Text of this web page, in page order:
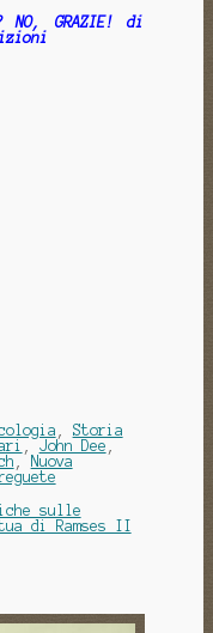
NO, GRAZIE! di
Storia
John Dee
Nuova
sulle
di Ramses II